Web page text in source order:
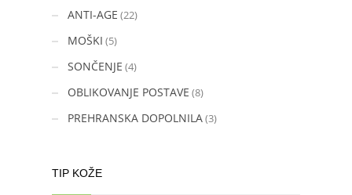
ANTI-AGE (22)
MOŠKI (5)
SONČENJE (4)
OBLIKOVANJE POSTAVE (8)
PREHRANSKA DOPOLNILA(3)
TIP KOŽE